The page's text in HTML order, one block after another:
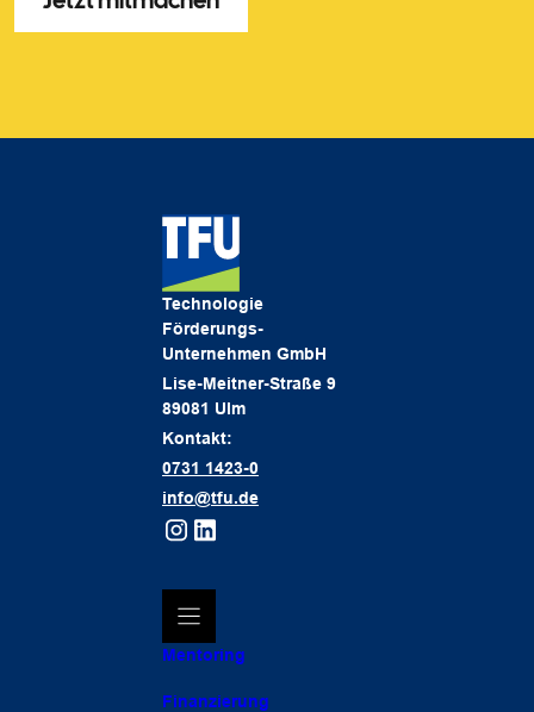
Technologie
Förderungs-
Unternehmen GmbH
Lise-Meitner-Straße 9
89081 Ulm
Kontakt:
0731 1423-0
info@tfu.de
Mentoring
Finanzierung